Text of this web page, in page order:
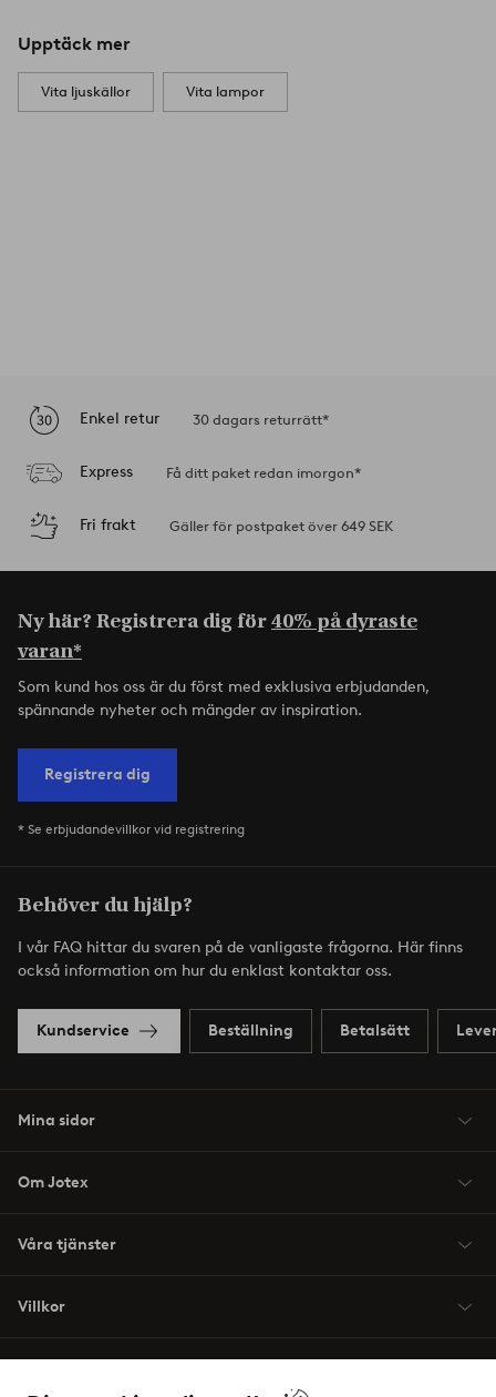
Upptäck mer
Vita ljuskällor Vita lampor
Enkel retur 30 dagars returrätt*
Express Få ditt paket redan imorgon*
Fri frakt Gäller för postpaket över 649 SEK
Ny här? Registrera dig för40% på dyraste
varan*
Som kund hos oss är du först med exklusiva erbjudanden,
spännande nyheter och mängder av inspiration.
Registrera dig
* Se erbjudandevillkor vid registrering
Behöver du hjälp?
I vår FAQ hittar du svaren på de vanligaste frågorna. Här finns
också information om hur du enklast kontaktar oss.
Kundservice Beställning Betalsätt
Mina sidor
Om Jotex
Våra tjänster
Villkor